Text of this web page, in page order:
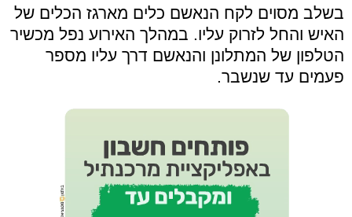
בשלב מסוים לקח הנאשם כלים מארגז הכלים של
האיש והחל לזרוק עליו. במהלך האירוע נפל מכשיר
הטלפון של המתלונן והנאשם דרך עליו מספר
פעמים עד שנשבר.